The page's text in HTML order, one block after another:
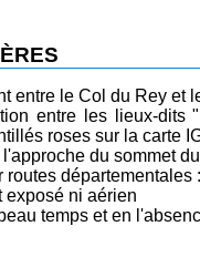
entre le Col du Rey et
entre les lieux-dits
roses sur la carte
du sommet
départementales
exposé ni aérien
temps et en